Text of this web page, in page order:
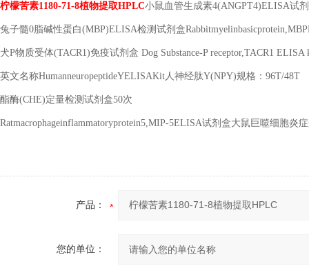
柠檬苦素1180-71-8植物提取HPLC小鼠血管生成素4(ANGPT4)ELISA试
兔子髓0脂碱性蛋白(MBP)ELISA检测试剂盒
犬P物质受体(TACR1)免疫试剂盒 Dog Substance-P receptor,TACR1 ELISA
英文名称HumanneuropeptideYELISAKit人神经肽Y(NPY)规格： 96T/48T
酯酶(CHE)定量检测试剂盒50次
Ratmacrophageinflammatoryprotein5,MIP-5ELISA试剂盒大鼠巨噬细胞炎
产品：
您的单位：